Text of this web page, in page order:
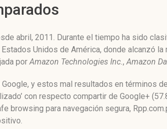
abril, 2011. Durante el tiempo ha sido
Unidos de América, donde alcanzó
porAmazon Technologies Inc.,Amazon
y estos mal resultados en términos
con respecto compartir de Google+
browsing para navegación segura,